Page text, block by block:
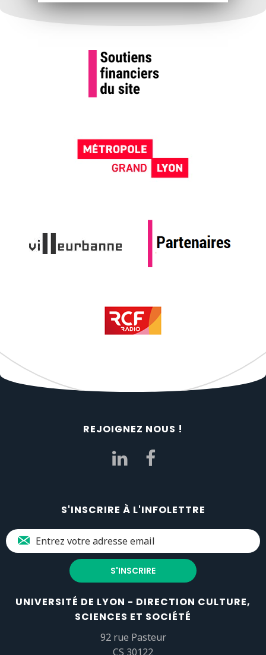
REJOIGNEZ NOUS !
S'INSCRIRE À L'INFOLETTRE
UNIVERSITÉ DE LYON - DIRECTION CULTURE,
SCIENCES ET SOCIÉTÉ
92 rue Pasteur
CS 30122